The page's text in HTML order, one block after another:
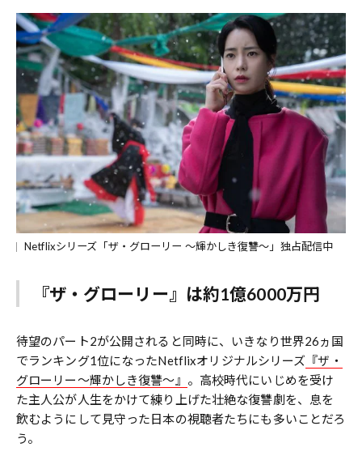
Netflixシリーズ「ザ・グローリー ～輝かしき復讐～」独占配信中
『ザ・グローリー』は約1億6000万円
待望のパート2が公開されると同時に、いきなり世界26ヵ国
でランキング1位になったNetflixオリジナルシリーズ 『ザ・
グローリー～輝かしき復讐～』 。高校時代にいじめを受け
た主人公が人生をかけて練り上げた壮絶な復讐劇を、息を
飲むようにして見守った日本の視聴者たちにも多いことだろ
う。